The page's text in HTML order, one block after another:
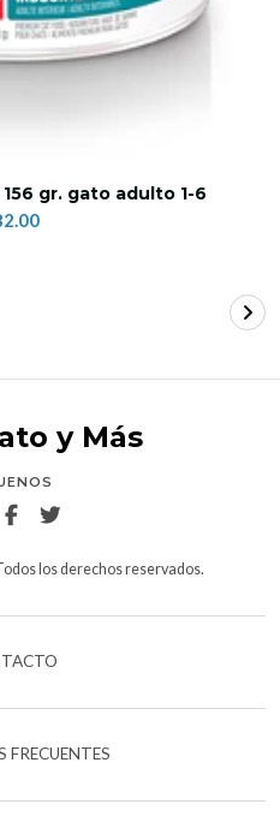
gr. gato adulto 1-6
y Más
los derechos reservados.
FRECUENTES